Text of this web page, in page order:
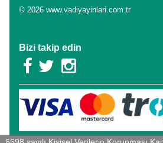
© 2026 www.vadiyayinlari.com.tr
Bizi takip edin